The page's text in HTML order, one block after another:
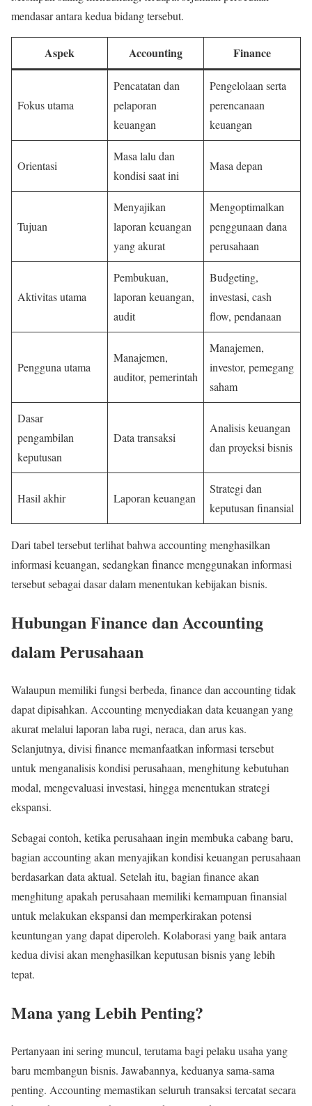
mendasar antara kedua bidang tersebut.
Aspek Accounting Finance
Fokus utama
Pencatatan dan
pelaporan
keuangan
Pengelolaan serta
perencanaan
keuangan
Orientasi
Masa lalu dan
kondisi saat ini
Masa depan
Tujuan
Menyajikan
laporan keuangan
yang akurat
Mengoptimalkan
penggunaan dana
perusahaan
Aktivitas utama
Pembukuan,
laporan keuangan,
audit
Budgeting,
investasi, cash
flow, pendanaan
Pengguna utama
Manajemen,
auditor, pemerintah
Manajemen,
investor, pemegang
saham
Dasar
pengambilan
keputusan
Data transaksi
Analisis keuangan
dan proyeksi bisnis
Hasil akhir Laporan keuangan
Strategi dan
keputusan finansial
Dari tabel tersebut terlihat bahwa accounting menghasilkan
informasi keuangan, sedangkan finance menggunakan informasi
tersebut sebagai dasar dalam menentukan kebijakan bisnis.
Hubungan Finance dan Accounting
dalam Perusahaan
Walaupun memiliki fungsi berbeda, finance dan accounting tidak
dapat dipisahkan. Accounting menyediakan data keuangan yang
akurat melalui laporan laba rugi, neraca, dan arus kas.
Selanjutnya, divisi finance memanfaatkan informasi tersebut
untuk menganalisis kondisi perusahaan, menghitung kebutuhan
modal, mengevaluasi investasi, hingga menentukan strategi
ekspansi.
Sebagai contoh, ketika perusahaan ingin membuka cabang baru,
bagian accounting akan menyajikan kondisi keuangan perusahaan
berdasarkan data aktual. Setelah itu, bagian finance akan
menghitung apakah perusahaan memiliki kemampuan finansial
untuk melakukan ekspansi dan memperkirakan potensi
keuntungan yang dapat diperoleh. Kolaborasi yang baik antara
kedua divisi akan menghasilkan keputusan bisnis yang lebih
tepat.
Mana yang Lebih Penting?
Pertanyaan ini sering muncul, terutama bagi pelaku usaha yang
baru membangun bisnis. Jawabannya, keduanya sama-sama
penting. Accounting memastikan seluruh transaksi tercatat secara